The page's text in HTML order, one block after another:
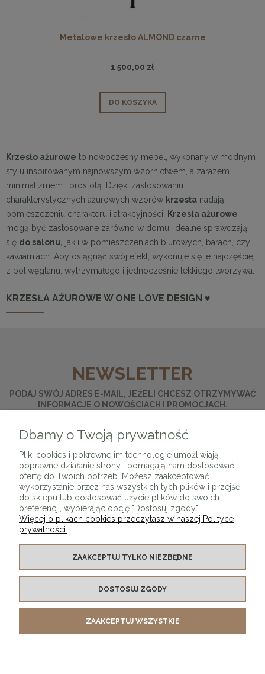
Metalowe krzesło ALMOND czarne
1 500,00 zł
DO KOSZYKA
Krzesło ażurowe to nowoczesny mebel, wykonany w modnym
stylu inspirowanym najnowszym wzornictwem, a zarazem
minimalizmem i prostotą. Dzięki zastosowaniu
charakterystycznych ażurowych wzorów krzesła nadają
pomieszczeniu charakteru i atrakcyjności.
Krzesła ażurowe
mogą być zastosowane zarówno w domu, idealne sprawdzają
się do salonu, jak i w pomieszczeniach biurowych, barach, czy
kawiarniach. Aby osiągnąć swój efekt, wykonuje się je najczęściej
z poliwęglanu, wytrzymałego i jednocześnie lekkiego tworzywa.
KRZESŁA AŻUROWE W ONE LOVE DESIGN ♥
NEWSLETTER
PODAJ SWÓJ ADRES E-MAIL, JEŻELI CHCESZ OTRZYMYWAĆ
INFORMACJE O NOWOŚCIACH I PROMOCJACH.
O SKLEPIE
KONTAKT Z NAMI
MOJE KONTO
Dbamy o Twoją prywatność
Pliki cookies i pokrewne im technologie umożliwiają
poprawne działanie strony i pomagają nam dostosować
ofertę do Twoich potrzeb. Możesz zaakceptować
wykorzystanie przez nas wszystkich tych plików i przejść
do sklepu lub dostosować użycie plików do swoich
preferencji, wybierając opcję "Dostosuj zgody".
Więcej o plikach cookies przeczytasz w naszej Polityce
prywatności.
ZAAKCEPTUJ TYLKO NIEZBĘDNE
DOSTOSUJ ZGODY
ZAAKCEPTUJ WSZYSTKIE